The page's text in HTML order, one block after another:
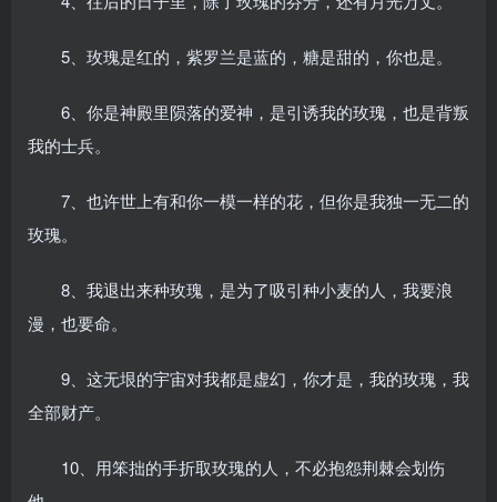
5、玫瑰是红的，紫罗兰是蓝的，糖是甜的，你也是。
6、你是神殿里陨落的爱神，是引诱我的玫瑰，也是背叛
我的士兵。
7、也许世上有和你一模一样的花，但你是我独一无二的
玫瑰。
8、我退出来种玫瑰，是为了吸引种小麦的人，我要浪
漫，也要命。
9、这无垠的宇宙对我都是虚幻，你才是，我的玫瑰，我
全部财产。
10、用笨拙的手折取玫瑰的人，不必抱怨荆棘会划伤